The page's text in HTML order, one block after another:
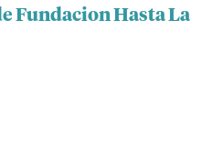
Fundacion Hasta La